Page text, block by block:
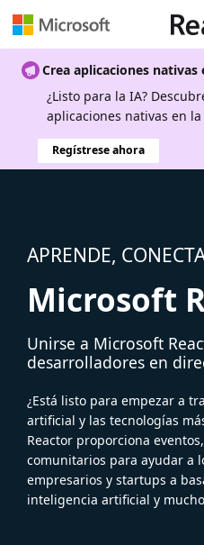
Crea aplicaciones nativas
¿Listo para la IA?
aplicaciones nativas en
Regístrese ahora
APRENDE,
Microsoft
Unirse a Microsoft
desarrolladores en
¿Está listo para empezar a
artificial y las tecnologías
Reactor proporciona
comunitarios para ayudar a
empresarios y startups a
inteligencia artificial y